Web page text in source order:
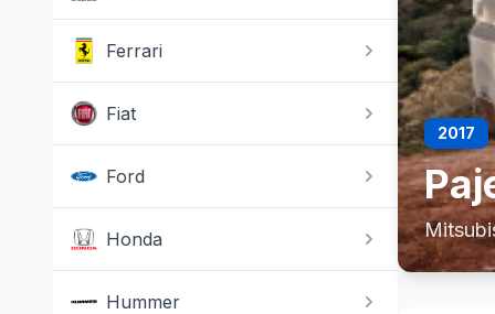
Ferrari
Fiat
Ford
Honda
Hummer
2017